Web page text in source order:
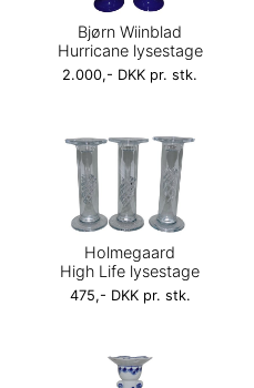
Bjørn Wiinblad
Hurricane lysestage
2.000,- DKK pr. stk.
Holmegaard
High Life lysestage
475,- DKK pr. stk.